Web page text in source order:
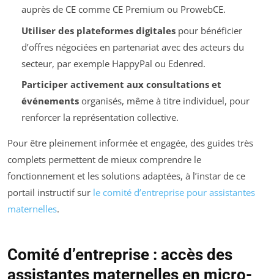
auprès de CE comme CE Premium ou ProwebCE.
Utiliser des plateformes digitalespour bénéficier
d’offres négociées en partenariat avec des acteurs du
secteur, par exemple HappyPal ou Edenred.
Participer activement aux consultations et
événementsorganisés, même à titre individuel, pour
renforcer la représentation collective.
Pour être pleinement informée et engagée, des guides très
complets permettent de mieux comprendre le
fonctionnement et les solutions adaptées, à l’instar de ce
portail instructif sur le comité d’entreprise pour assistantes
maternelles.
Comité d’entreprise : accès des
assistantes maternelles en micro-